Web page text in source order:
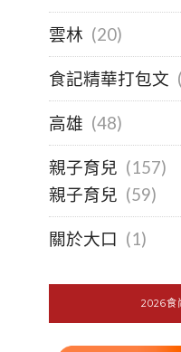
雲林 (20)
食記精華打包文
高雄 (48)
親子育兒 (157)
親子育兒 (59)
關於大口 (1)
2026食